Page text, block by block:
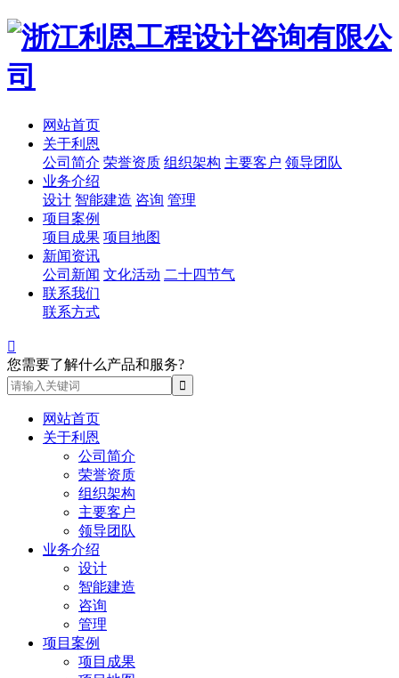
网站首页
关于利恩
公司简介 荣誉资质 组织架构 主要客户 领导团队
业务介绍
设计 智能建造 咨询 管理
项目案例
项目成果 项目地图
新闻资讯
公司新闻 文化活动 二十四节气
联系我们
联系方式

您需要了解什么产品和服务?
网站首页
关于利恩
公司简介
荣誉资质
组织架构
主要客户
领导团队
业务介绍
设计
智能建造
咨询
管理
项目案例
项目成果